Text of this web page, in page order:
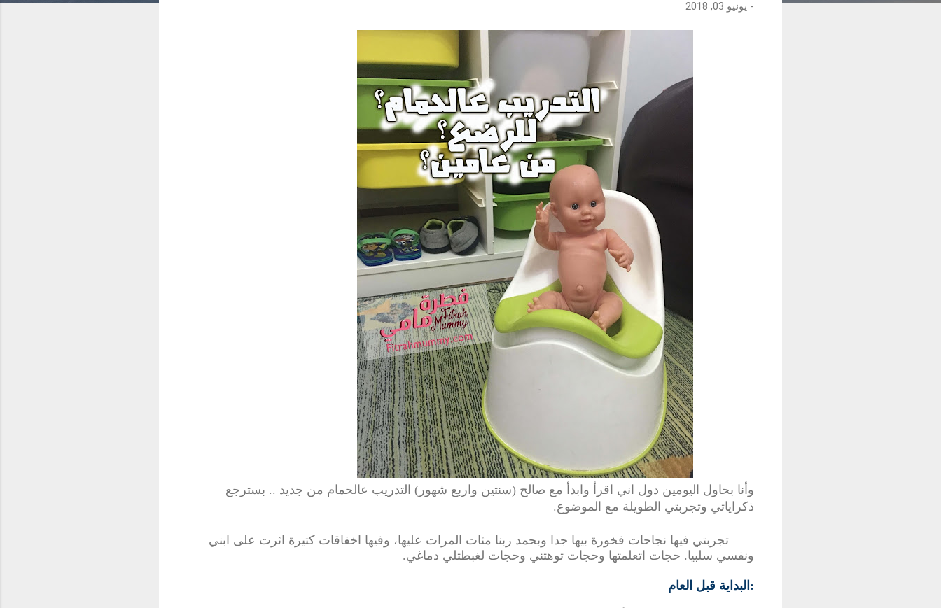
- يونيو 03, 2018
وأنا بحاول اليومين دول اني اقرأ وابدأ مع صالح (سنتين واربع شهور) التدريب عالحمام من جديد .. بسترجع
ذكراياتي وتجربتي الطويلة مع الموضوع.
تجربتي فيها نجاحات فخورة بيها جدا وبحمد ربنا مئات المرات عليها، وفيها اخفاقات كتيرة اثرت على ابني
ونفسي سلبيا. حجات اتعلمتها وحجات توهتني وحجات لغبطتلي دماغي.
البداية قبل العام: